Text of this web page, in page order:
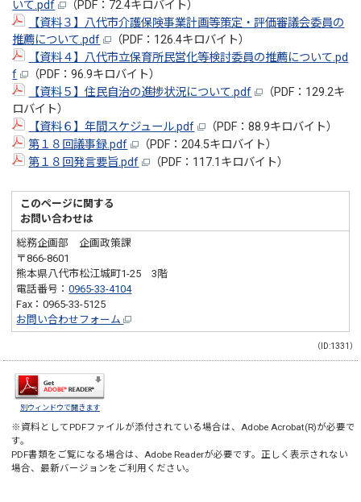
いて.pdf
（PDF：72.4キロバイト）
【資料３】八代市介護保険事業計画等策定・評価審議会委員の
推薦について.pdf
（PDF：126.4キロバイト）
【資料４】八代市立保育所民営化等検討委員の推薦について.pd
f
（PDF：96.9キロバイト）
【資料５】住民自治の進捗状況について.pdf
（PDF：129.2キ
ロバイト）
【資料６】年間スケジュール.pdf
（PDF：88.9キロバイト）
第１８回議事録.pdf
（PDF：204.5キロバイト）
第１８回発言要旨.pdf
（PDF：117.1キロバイト）
このページに関する
お問い合わせは
総務企画部 企画政策課
〒866-8601
熊本県八代市松江城町1-25 3階
電話番号：0965-33-4104
Fax：0965-33-5125
お問い合わせフォーム
（ID:1331）
別ウィンドウで開きます
※資料としてPDFファイルが添付されている場合は、 Adobe Acrobat(R)が必要で
す。
PDF書類をご覧になる場合は、 Adobe Readerが必要です。正しく表示されない
場合、最新バージョンをご利用ください。